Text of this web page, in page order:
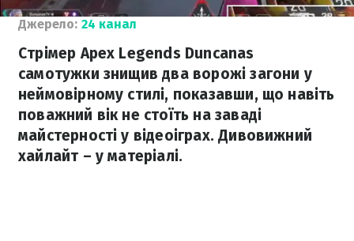
Джерело: 24 канал
Стрімер Apex Legends Duncanas
самотужки знищив два ворожі загони у
неймовірному стилі, показавши, що навіть
поважний вік не стоїть на заваді
майстерності у відеоіграх. Дивовижний
хайлайт – у матеріалі.